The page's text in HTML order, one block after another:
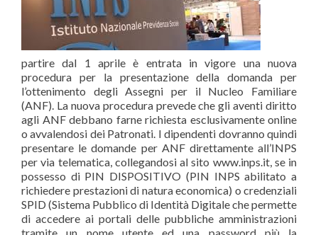
partire dal 1 aprile è entrata in vigore una nuova
procedura per la presentazione della domanda per
l’ottenimento degli Assegni per il Nucleo Familiare
(ANF). La nuova procedura prevede che gli aventi diritto
agli ANF debbano farne richiesta esclusivamente online
o avvalendosi dei Patronati. I dipendenti dovranno quindi
presentare le domande per ANF direttamente all’INPS
per via telematica, collegandosi al sito www.inps.it, se in
possesso di PIN DISPOSITIVO (PIN INPS abilitato a
richiedere prestazioni di natura economica) o credenziali
SPID (Sistema Pubblico di Identità Digitale che permette
di accedere ai portali delle pubbliche amministrazioni